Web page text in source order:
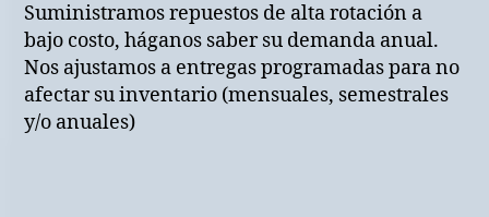
Suministramos repuestos de alta rotación a
bajo costo, háganos saber su demanda anual.
Nos ajustamos a entregas programadas para no
afectar su inventario (mensuales, semestrales
y/o anuales)